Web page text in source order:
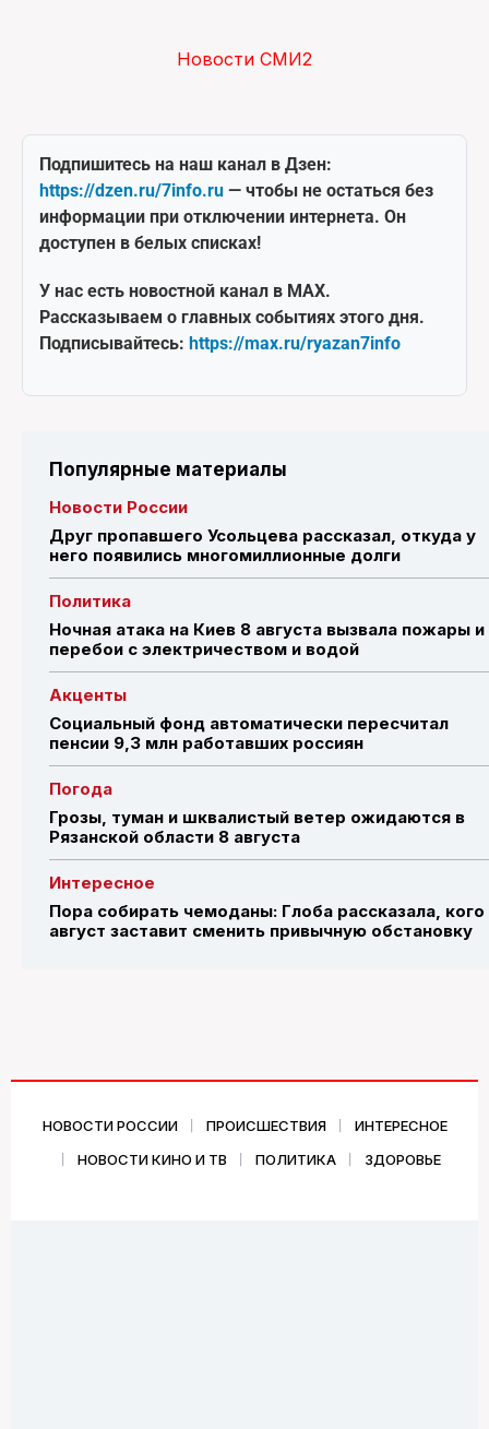
Новости СМИ2
Подпишитесь на наш канал в Дзен:
https://dzen.ru/7info.ru — чтобы не остаться без
информации при отключении интернета. Он
доступен в белых списках!
У нас есть новостной канал в MAX.
Рассказываем о главных событиях этого дня.
Подписывайтесь: https://max.ru/ryazan7info
Популярные материалы
Новости России
Друг пропавшего Усольцева рассказал, откуда у
него появились многомиллионные долги
Политика
Ночная атака на Киев 8 августа вызвала пожары и
перебои с электричеством и водой
Акценты
Социальный фонд автоматически пересчитал
пенсии 9,3 млн работавших россиян
Погода
Грозы, туман и шквалистый ветер ожидаются в
Рязанской области 8 августа
Интересное
Пора собирать чемоданы: Глоба рассказала, кого
август заставит сменить привычную обстановку
НОВОСТИ РОССИИ ПРОИСШЕСТВИЯ
ИНТЕРЕСНОЕ
НОВОСТИ КИНО И ТВ
ПОЛИТИКА ЗДОРОВЬЕ